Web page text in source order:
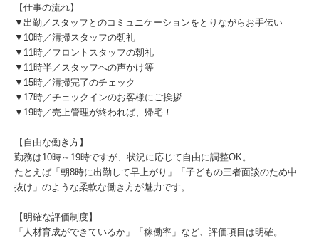
【仕事の流れ】
▼出勤／スタッフとのコミュニケーションをとりながらお手伝い
▼10時／清掃スタッフの朝礼
▼11時／フロントスタッフの朝礼
▼11時半／スタッフへの声かけ等
▼15時／清掃完了のチェック
▼17時／チェックインのお客様にご挨拶
▼19時／売上管理が終われば、帰宅！
【自由な働き方】
勤務は10時～19時ですが、状況に応じて自由に調整OK。
たとえば「朝8時に出勤して早上がり」「子どもの三者面談のため中
抜け」のような柔軟な働き方が魅力です。
【明確な評価制度】
「人材育成ができているか」「稼働率」など、評価項目は明確。